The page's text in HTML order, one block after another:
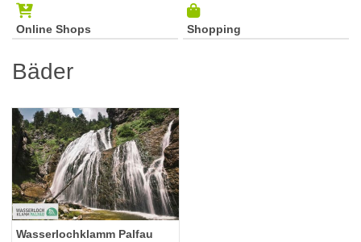
Online Shops Shopping
Bäder
Wasserlochklamm Palfau